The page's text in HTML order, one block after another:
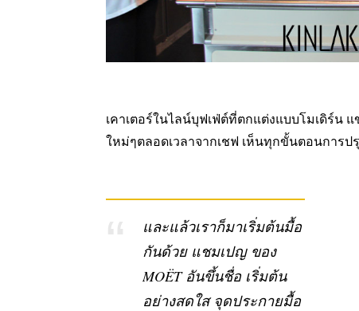
เคาเตอร์ในไลน์บุฟเฟ่ต์ที่ตกแต่งแบบโมเดิร์น
ใหม่ๆตลอดเวลาจากเชฟ เห็นทุกขั้นตอนการ
และแล้วเราก็มาเริ่มต้นมื้อ
กันด้วย แชมเปญ ของ
MOËT อันขึ้นชื่อ เริ่มต้น
อย่างสดใส จุดประกายมื้อ